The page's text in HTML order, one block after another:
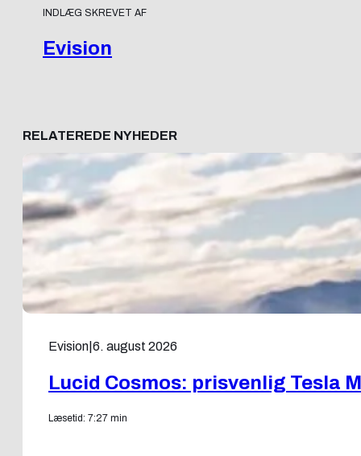
INDLÆG SKREVET AF
Evision
RELATEREDE NYHEDER
Evision 6. august 2026
Lucid Cosmos: prisvenlig Tesla
Læsetid: 7:27 min